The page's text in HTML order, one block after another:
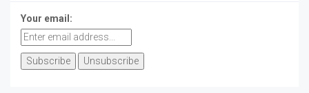
Your email: